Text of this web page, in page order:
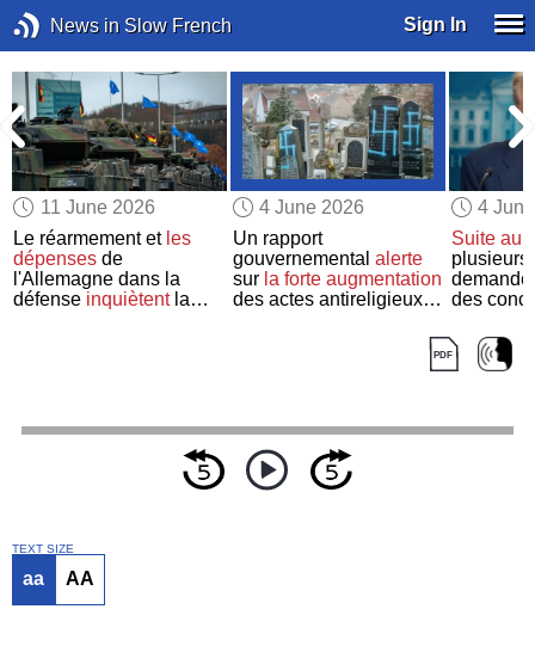
News in Slow French Sign In
11 June 2026
Le réarmement et les
dépenses de
l'Allemagne dans la
défense inquiètentla
4 June 2026
Un rapport
gouvernemental alerte
sur la forte augmentation
des actes antireligieux
4
Suite au
plusieurs
demande
des
250ème
TEXT SIZE
aa AA